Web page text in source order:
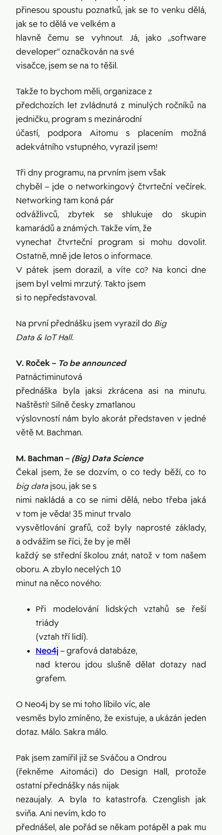
přinesou spoustu poznatků, jak se to venku dělá,
jak se to dělá ve velkém a
hlavně čemu se vyhnout. Já, jako „software
developer“ označkován na své
visačce, jsem se na to těšil.
Takže to bychom měli, organizace z
předchozích let zvládnutá z minulých ročníků na
jedničku, program s mezinárodní
účastí, podpora Aitomu s placením možná
adekvátního vstupného, vyrazil jsem!
Tři dny programu, na prvním jsem však
chyběl – jde o networkingový čtvrteční večírek.
Networking tam koná pár
odvážlivců, zbytek se shlukuje do skupin
kamarádů a známých. Takže vím, že
vynechat čtvrteční program si mohu dovolit.
Ostatně, mně jde letos o informace.
V pátek jsem dorazil, a víte co? Na konci dne
jsem byl velmi mrzutý. Takto jsem
si to nepředstavoval.
Na první přednášku jsem vyrazil do Big
Data & IoT Hall.
V. Roček – To be announced
Patnáctiminutová
přednáška byla jaksi zkrácena asi na minutu.
Naštěstí! Silně česky zmatlanou
výslovností nám bylo akorát představen v jedné
větě M. Bachman.
M. Bachman – (Big) Data Science
Čekal jsem, že se dozvím, o co tedy běží, co to
big datajsou, jak se s
nimi nakládá a co se nimi dělá, nebo třeba jaká
v tom je věda! 35 minut trvalo
vysvětlování grafů, což byly naprosté základy,
a odvážím se říci, že by je měl
každý se střední školou znát, natož v tom našem
oboru. A zbylo necelých 10
minut na něco nového:
Při modelování lidských vztahů se řeší
triády
(vztah tří lidí).
Neo4j– grafová databáze,
nad kterou jdou slušně dělat dotazy nad
grafem.
O Neo4j by se mi toho líbilo víc, ale
vesměs bylo zmíněno, že existuje, a ukázán jeden
dotaz. Málo. Sakra málo.
Pak jsem zamířil již se Sváčou a Ondrou
(řekněme Aitomáci) do Design Hall, protože
ostatní přednášky nás nijak
nezaujaly. A byla to katastrofa. Czenglish jak
sviňa. Ani nevím, kdo to
přednášel, ale pořád se někam potápěl a pak mu